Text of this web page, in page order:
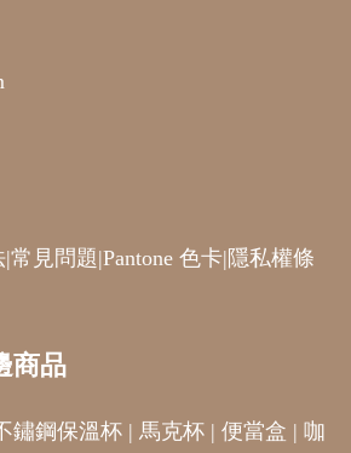
|常見問題|Pantone 色卡| 隱私權條
商品
鏽鋼保溫杯 | 馬克杯 | 便當盒 | 咖